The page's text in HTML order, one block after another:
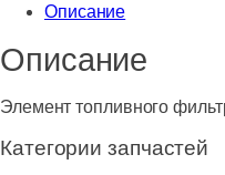
фильтра
Р532Г.
Описание
Описание
Элемент топливного
Категории запчастей